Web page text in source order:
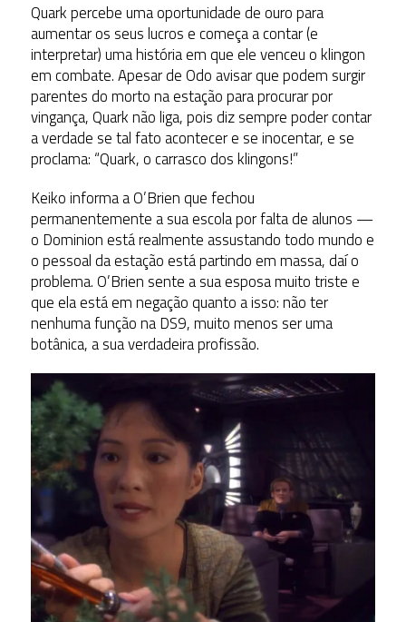
Quark percebe uma oportunidade de ouro para
aumentar os seus lucros e começa a contar (e
interpretar) uma história em que ele venceu o klingon
em combate. Apesar de Odo avisar que podem surgir
parentes do morto na estação para procurar por
vingança, Quark não liga, pois diz sempre poder contar
a verdade se tal fato acontecer e se inocentar, e se
proclama: “Quark, o carrasco dos klingons!”
Keiko informa a O’Brien que fechou
permanentemente a sua escola por falta de alunos —
o Dominion está realmente assustando todo mundo e
o pessoal da estação está partindo em massa, daí o
problema. O’Brien sente a sua esposa muito triste e
que ela está em negação quanto a isso: não ter
nenhuma função na DS9, muito menos ser uma
botânica, a sua verdadeira profissão.